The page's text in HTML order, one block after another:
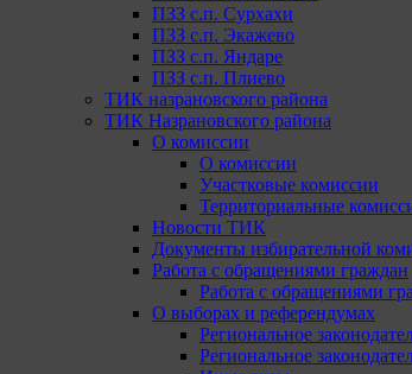
ПЗЗ с.п. Сурхахи
ПЗЗ с.п. Экажево
ПЗЗ с.п. Яндаре
ПЗЗ с.п. Плиево
ТИК назрановского района
ТИК Назрановского района
О комиссии
О комиссии
Участковые комиссии
Территориальные
Новости ТИК
Документы избирательной
Работа с обращениями граждан
Работа с обращениями
О выборах и референдумах
Региональное
Региональное